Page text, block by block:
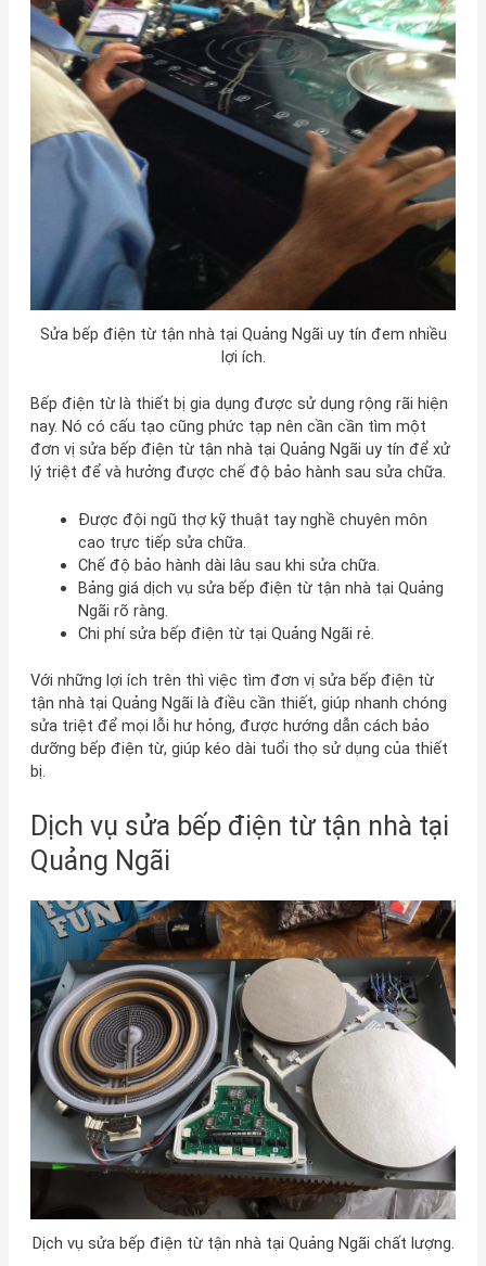
Sửa bếp điện từ tận nhà tại Quảng Ngãi uy tín đem nhiều
lợi ích.
Bếp điện từ là thiết bị gia dụng được sử dụng rộng rãi hiện
nay. Nó có cấu tạo cũng phức tạp nên cần cần tìm một
đơn vị sửa bếp điện từ tận nhà tại Quảng Ngãi uy tín để xử
lý triệt để và hưởng được chế độ bảo hành sau sửa chữa.
Được đội ngũ thợ kỹ thuật tay nghề chuyên môn
cao trực tiếp sửa chữa.
Chế độ bảo hành dài lâu sau khi sửa chữa.
Bảng giá dịch vụ sửa bếp điện từ tận nhà tại Quảng
Ngãi rõ ràng.
Chi phí sửa bếp điện từ tại Quảng Ngãi rẻ.
Với những lợi ích trên thì việc tìm đơn vị sửa bếp điện từ
tận nhà tại Quảng Ngãi là điều cần thiết, giúp nhanh chóng
sửa triệt để mọi lỗi hư hỏng, được hướng dẫn cách bảo
dưỡng bếp điện từ, giúp kéo dài tuổi thọ sử dụng của thiết
bị.
Dịch vụ sửa bếp điện từ tận nhà tại
Quảng Ngãi
Dịch vụ sửa bếp điện từ tận nhà tại Quảng Ngãi chất lượng.